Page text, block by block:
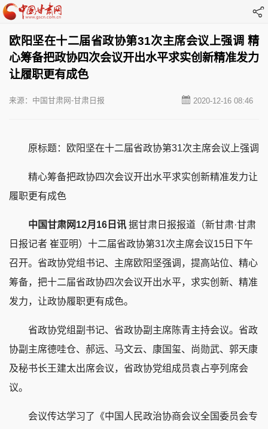
欧阳坚在十二届省政协第31次主席会议上强调 精
心筹备把政协四次会议开出水平求实创新精准发力
让履职更有成色
2020-12-16 08:46
来源：中国甘肃网-甘肃日报
原标题：欧阳坚在十二届省政协第31次主席会议上强调
精心筹备把政协四次会议开出水平求实创新精准发力让
履职更有成色
中国甘肃网12月16日讯 据甘肃日报报道（新甘肃·甘肃
日报记者 崔亚明）十二届省政协第31次主席会议15日下午
召开。省政协党组书记、主席欧阳坚强调，提高站位、精心
筹备，把十二届省政协四次会议开出水平，求实创新、精准
发力，让政协履职更有成色。
省政协党组副书记、省政协副主席陈青主持会议。省政
协副主席德哇仓、郝远、马文云、康国玺、尚勋武、郭天康
及秘书长王建太出席会议，省政协党组成员袁占亭列席会
议。
会议传达学习了《中国人民政治协商会议全国委员会专